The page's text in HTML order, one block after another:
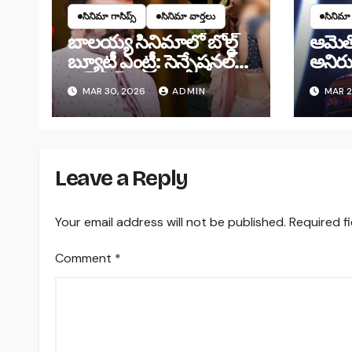
సినిమా గాసిప్స్ సినిమా వార్తలు
బాలయ్య సినిమాలో బోల్డ్
బ్యూటీ ఎంట్రీ: సెన్సేషనల్
అప్‌డేట్!
MAR 30, 2026 ADMIN
సినిమా
ఆమెతో
MAR
Leave a Reply
Your email address will not be published. Required
Comment *